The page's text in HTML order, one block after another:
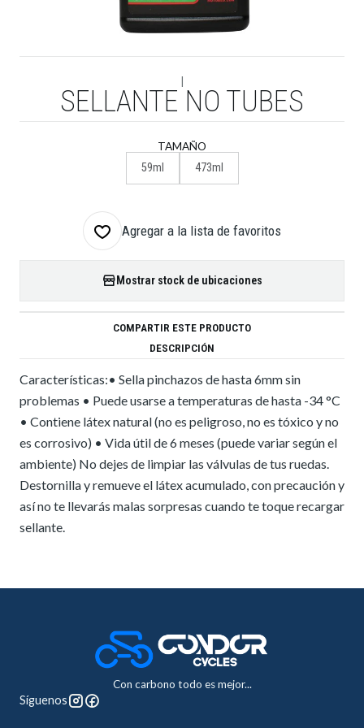
SELLANTE NO TUBES
TAMAÑO
59ml 473ml
Agregar a la lista de favoritos
Mostrar stock de ubicaciones
COMPARTIR ESTE PRODUCTO
DESCRIPCIÓN
Características:• Sella pinchazos de hasta 6mm sin
problemas • Puede usarse a temperaturas de hasta -34 °C
• Contiene látex natural (no es peligroso, no es tóxico y no
es corrosivo) • Vida útil de 6 meses (puede variar según el
ambiente) No dejes de limpiar las válvulas de tus ruedas.
Destornilla y remueve el látex acumulado, con precaución y
así no te llevarás malas sorpresas cuando te toque recargar
sellante.
Con carbono todo es mejor...
Síguenos